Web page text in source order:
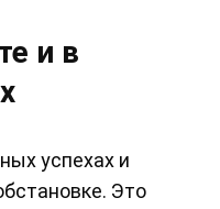
и в
успехах и
Это